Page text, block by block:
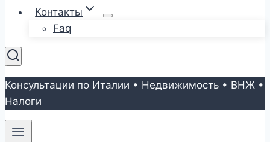
Контакты
Faq
Консультации по Италии • Недвижимость • ВНЖ •
Налоги